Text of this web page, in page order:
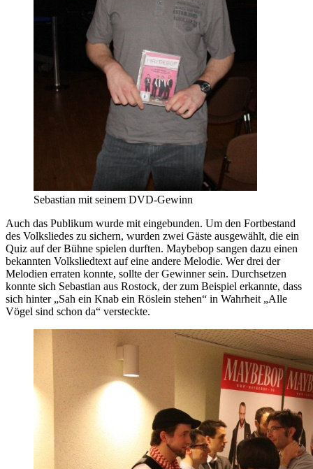
Sebastian mit seinem DVD-Gewinn
Auch das Publikum wurde mit eingebunden. Um den Fortbestand
des Volksliedes zu sichern, wurden zwei Gäste ausgewählt, die ein
Quiz auf der Bühne spielen durften. Maybebop sangen dazu einen
bekannten Volksliedtext auf eine andere Melodie. Wer drei der
Melodien erraten konnte, sollte der Gewinner sein. Durchsetzen
konnte sich Sebastian aus Rostock, der zum Beispiel erkannte, dass
sich hinter „Sah ein Knab ein Röslein stehen“ in Wahrheit „Alle
Vögel sind schon da“ versteckte.